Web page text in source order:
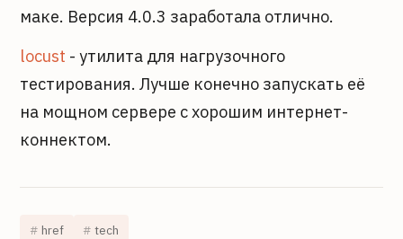
маке. Версия 4.0.3 заработала отлично.
locust - утилита для нагрузочного
тестирования. Лучше конечно запускать её
на мощном сервере с хорошим интернет-
коннектом.
href tech